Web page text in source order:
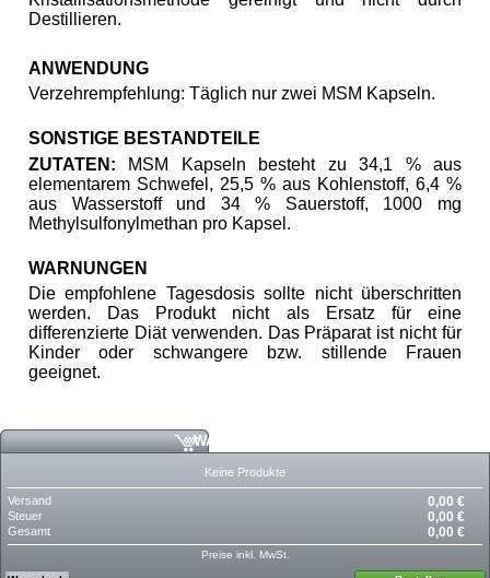
Destillieren.
ANWENDUNG
Verzehrempfehlung: Täglich nur zwei MSM Kapseln .
SONSTIGE BESTANDTEILE
ZUTATEN: MSM Kapseln besteht zu 34,1 % aus
elementarem Schwefel, 25,5 % aus Kohlenstoff, 6,4 %
aus Wasserstoff und 34 % Sauerstoff, 1000 mg
Methylsulfonylmethan pro Kapsel .
WARNUNGEN
Die empfohlene Tagesdosis sollte nicht überschritten
werden. Das Produkt nicht als Ersatz für eine
differenzierte Diät verwenden. Das Präparat ist nicht für
Kinder oder schwangere bzw. stillende Frauen
geeignet.
WARENKORB
Keine Produkte
Versand 0,00 €
Steuer 0,00 €
Gesamt 0,00 €
Preise inkl. MwSt.